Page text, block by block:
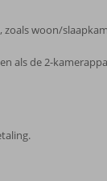
woon/
als de 2-